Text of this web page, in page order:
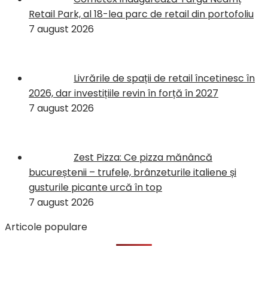
Retail Park, al 18-lea parc de retail din portofoliu
7 august 2026
Livrările de spații de retail încetinesc în
2026, dar investițiile revin în forță în 2027
7 august 2026
Zest Pizza: Ce pizza mănâncă
bucureștenii – trufele, brânzeturile italiene și
gusturile picante urcă în top
7 august 2026
Articole populare